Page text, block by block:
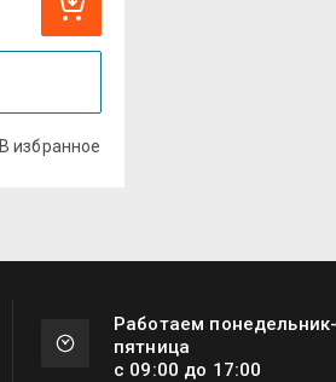
В избранное
Работаем понедельник-
пятница
с 09:00 до 17:00